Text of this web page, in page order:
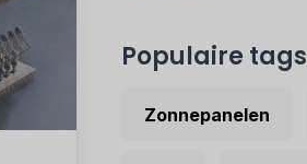
Populaire tags
Zonnepanelen